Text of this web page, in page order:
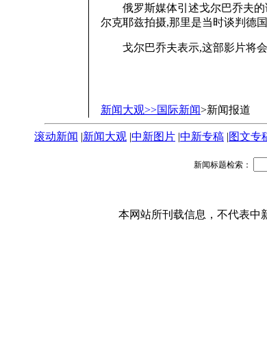
俄罗斯媒体引述戈尔巴乔夫的
尔克耶兹拍摄,那里是当时谈判德
戈尔巴乔夫表示,这部影片将会
新闻大观>>国际新闻>新闻报道
滚动新闻 |新闻大观 |中新图片 |中新专稿 |图文专
新闻标题检索：
本网站所刊载信息，不代表中